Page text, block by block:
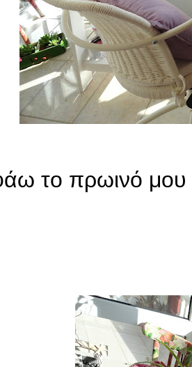
το πρωινό